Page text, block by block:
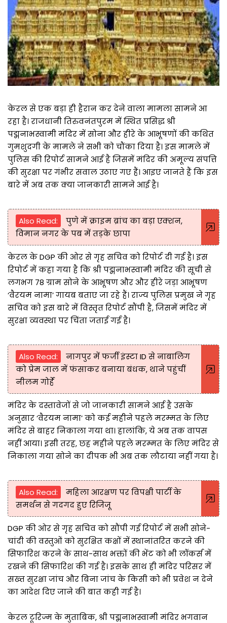
केरल से एक बड़ा ही हैरान कर देने वाला मामला सामने आ
रहा है। राजधानी तिरुवनंतपुरम में स्थित प्रसिद्ध श्री
पद्मनाभस्वामी मंदिर में सोना और हीरे के आभूषणों की कथित
गुमशुदगी के मामले ने सभी को चौंका दिया है। इस मामले में
पुलिस की रिपोर्ट सामने आई है जिसमें मंदिर की अमूल्य संपत्ति
की सुरक्षा पर गंभीर सवाल उठाए गए हैं। आइए जानते हैं कि इस
बारे में अब तक क्या जानकारी सामने आई है।
Also Read:
पुणे में क्राइम ब्रांच का बड़ा एक्शन,
विमान नगर के पब में तड़के छापा
केरल के DGP की ओर से गृह सचिव को रिपोर्ट दी गई है। इस
रिपोर्ट में कहा गया है कि श्री पद्मनाभस्वामी मंदिर की सूची से
लगभग 78 ग्राम सोने के आभूषण और और हीरे जड़ा आभूषण
‘वैरयम नामा’ गायब बताए जा रहे हैं। राज्य पुलिस प्रमुख ने गृह
सचिव को इस बारे में विस्तृत रिपोर्ट सौंपी है, जिसमें मंदिर में
सुरक्षा व्यवस्था पर चिंता जताई गई है।
Also Read:
नागपुर में फर्जी इंस्टा ID से नाबालिग
को प्रेम जाल में फंसाकर बनाया बंधक, थाने पहुंचीं
नीलम गोर्हे
मंदिर के दस्तावेजों से जो जानकारी सामने आई है उसके
अनुसार ‘वैरयम नामा’ को कई महीने पहले मरम्मत के लिए
मंदिर से बाहर निकाला गया था। हालांकि, ये अब तक वापस
नहीं आया। इसी तरह, छह महीने पहले मरम्मत के लिए मंदिर से
निकाला गया सोने का दीपक भी अब तक लौटाया नहीं गया है।
Also Read:
महिला आरक्षण पर विपक्षी पार्टी के
समर्थन से गदगद हुए रिजिजू
DGP की ओर से गृह सचिव को सौंपी गई रिपोर्ट में सभी सोने-
चांदी की वस्तुओं को सुरक्षित कक्षों में स्थानांतरित करने की
सिफारिश करने के साथ-साथ भक्तों की भेंट को भी लॉकर्स में
रखने की सिफारिश की गई है। इसके साथ ही मंदिर परिसर में
सख्त सुरक्षा जांच और बिना जांच के किसी को भी प्रवेश न देने
का आदेश दिए जाने की बात कही गई है।
केरल टूरिज्म के मुताबिक, श्री पद्मनाभस्वामी मंदिर भगवान